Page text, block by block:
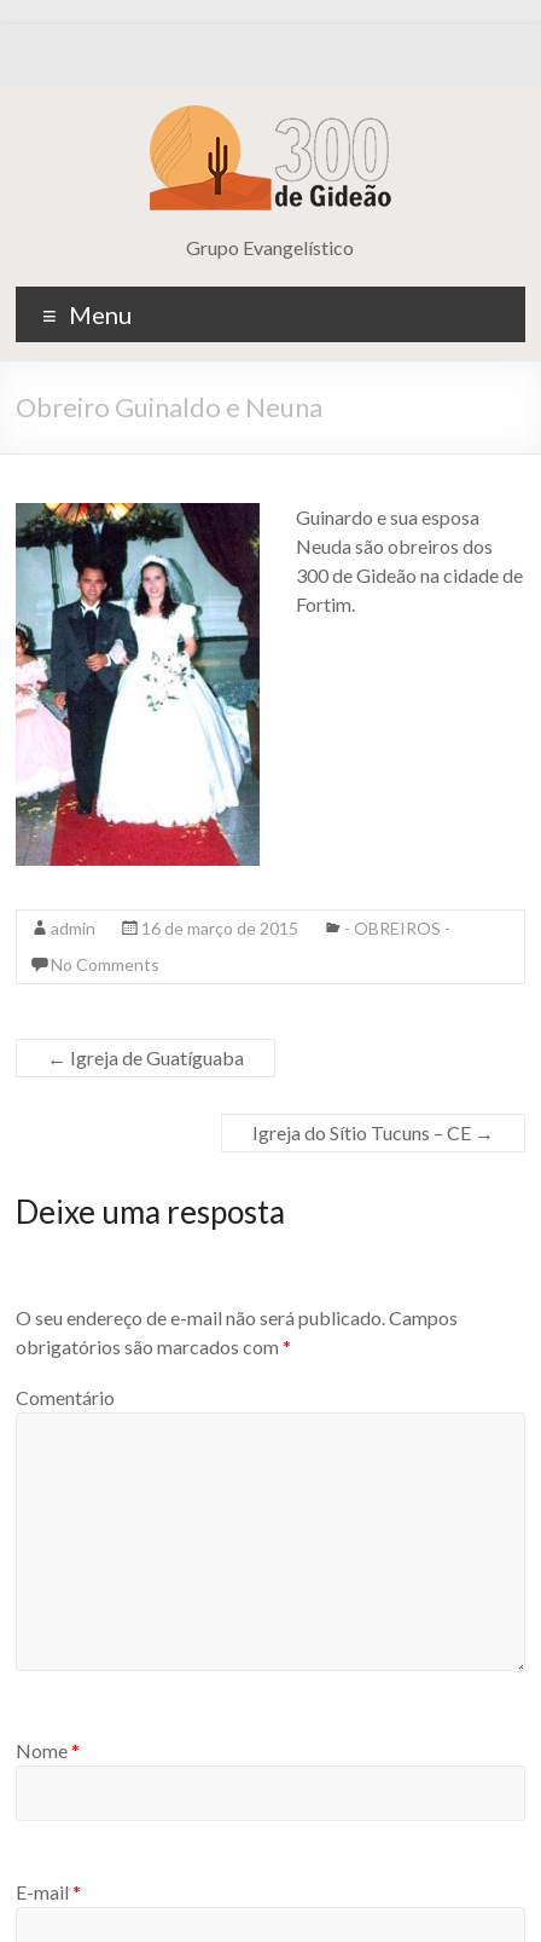
Grupo Evangelístico
Menu
Obreiro Guinaldo e Neuna
Guinardo e sua esposa
Neuda são obreiros dos
300 de Gideão na cidade de
Fortim.
admin 16 de março de 2015
- OBREIROS -
No Comments
← Igreja de Guatíguaba
Igreja do Sítio Tucuns – CE →
Deixe uma resposta
O seu endereço de e-mail não será publicado.Campos
obrigatórios são marcados com*
Comentário
Nome*
E-mail*